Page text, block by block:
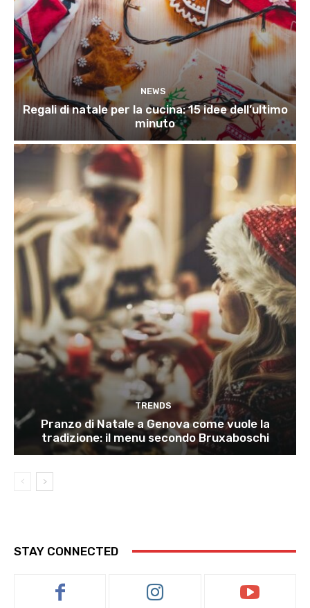
NEWS
Regali di natale per la cucina: 15 idee dell’ultimo
minuto
TRENDS
Pranzo di Natale a Genova come vuole la
tradizione: il menu secondo Bruxaboschi
STAY CONNECTED